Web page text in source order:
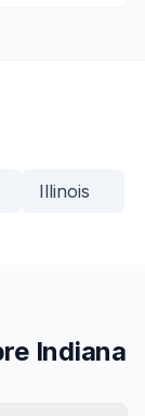
Illinois
Indiana